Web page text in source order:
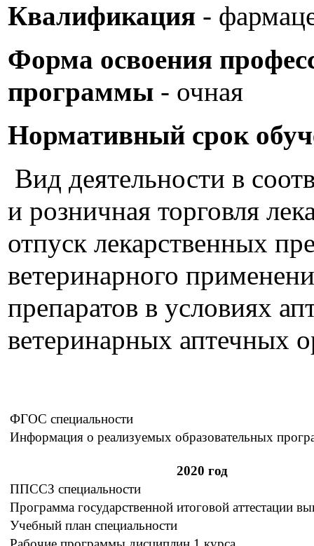
Квалификация -
Форма освоения
программы - очная
Нормативный срок
Вид деятельности в
и розничная торговля
отпуск лекарственных
ветеринарного
препаратов в условиях
ветеринарных аптечных
ФГОС специальности
Информация о реализуемых образовательных
2020 год
ППССЗ специальности
Программа государственной итоговой аттестации
Учебный план специальности